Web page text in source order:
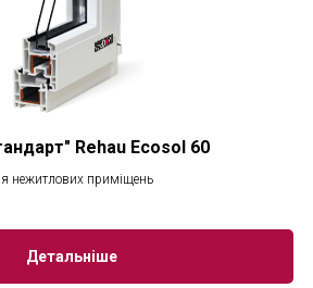
Rehau Ecosol 60
нежитлових приміщень
Детальніше